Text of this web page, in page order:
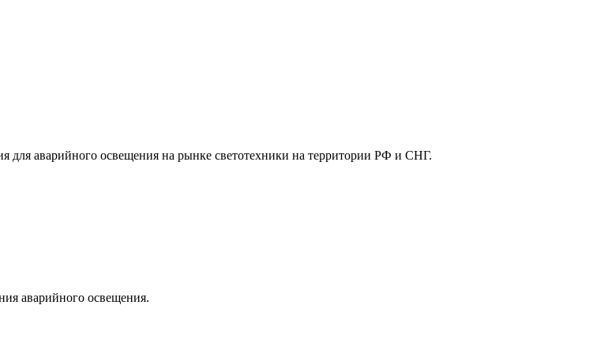
для аварийного освещения на рынке светотехники на территории РФ и СНГ.
аварийного освещения.